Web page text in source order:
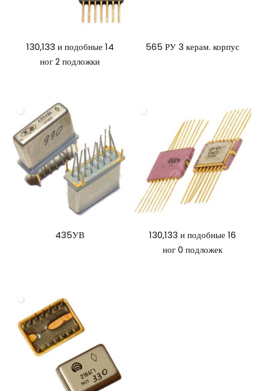
130,133 и подобные 14
ног 2 подложки
565 РУ 3 керам. корпус
435УВ
130,133 и подобные 16
ног 0 подложек